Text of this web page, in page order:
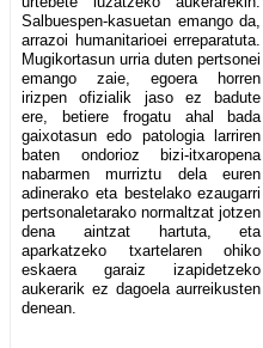
Salbuespen-kasuetan emango da,
arrazoi humanitarioei erreparatuta.
Mugikortasun urria duten pertsonei
emango zaie, egoera horren
irizpen ofizialik jaso ez badute
ere, betiere frogatu ahal bada
gaixotasun edo patologia larriren
baten ondorioz bizi-itxaropena
nabarmen murriztu dela euren
adinerako eta bestelako ezaugarri
pertsonaletarako normaltzat jotzen
dena aintzat hartuta, eta
aparkatzeko txartelaren ohiko
eskaera garaiz izapidetzeko
aukerarik ez dagoela aurreikusten
denean.